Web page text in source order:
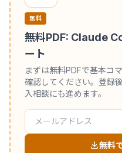
無料
無料PDF: Claude
ート
まずは無料PDFで基本コ
確認してください。登録
入相談にも進めます。
無料